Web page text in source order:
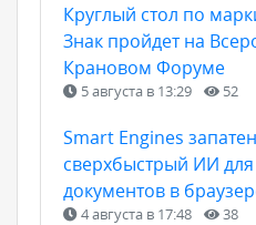
Круглый стол по
Знак пройдет на
Крановом Форуме
5 августа в 13:29 52
Smart Engines
сверхбыстрый ИИ
документов в
4 августа в 17:48 38